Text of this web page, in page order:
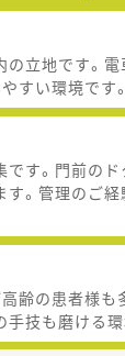
立地です。電
すい環境です。
す。門前の
す。管理のご
齢の患者様も
技も磨ける環